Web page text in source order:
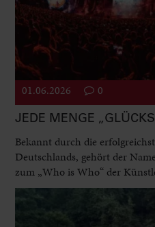
01.06.2026 0
JEDE MENGE
Bekannt durch die
Deutschlands, gehört der
zum „Who is Who“ der